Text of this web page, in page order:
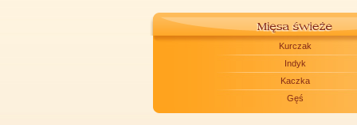
Kurczak
Indyk
Kaczka
Gęś